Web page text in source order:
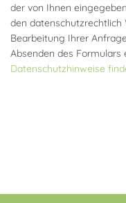
der von Ihnen
den
Bearbeitung Ihrer
Absenden des Formulars
Datenschutzhinweise